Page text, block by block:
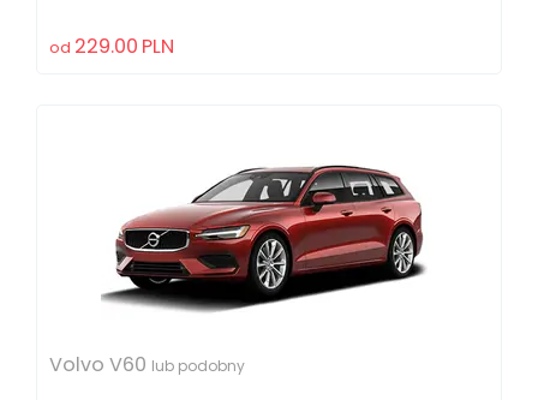
od 229.00 PLN
Volvo V60 lub podobny